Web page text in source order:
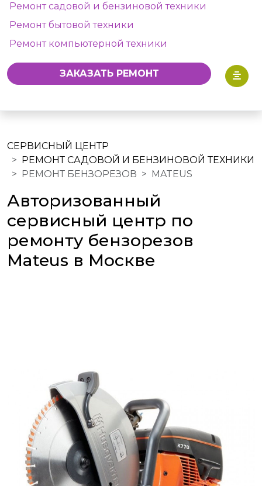
Ремонт садовой и бензиновой техники
Ремонт бытовой техники
Ремонт компьютерной техники
ЗАКАЗАТЬ РЕМОНТ
СЕРВИСНЫЙ ЦЕНТР
РЕМОНТ САДОВОЙ И БЕНЗИНОВОЙ ТЕХНИКИ
РЕМОНТ БЕНЗОРЕЗОВ
MATEUS
Авторизованный
сервисный центр по
ремонту бензорезов
Mateus в Москве